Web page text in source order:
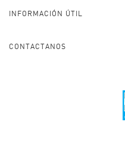
INFORMACIÓN ÚTIL
CONTACTANOS